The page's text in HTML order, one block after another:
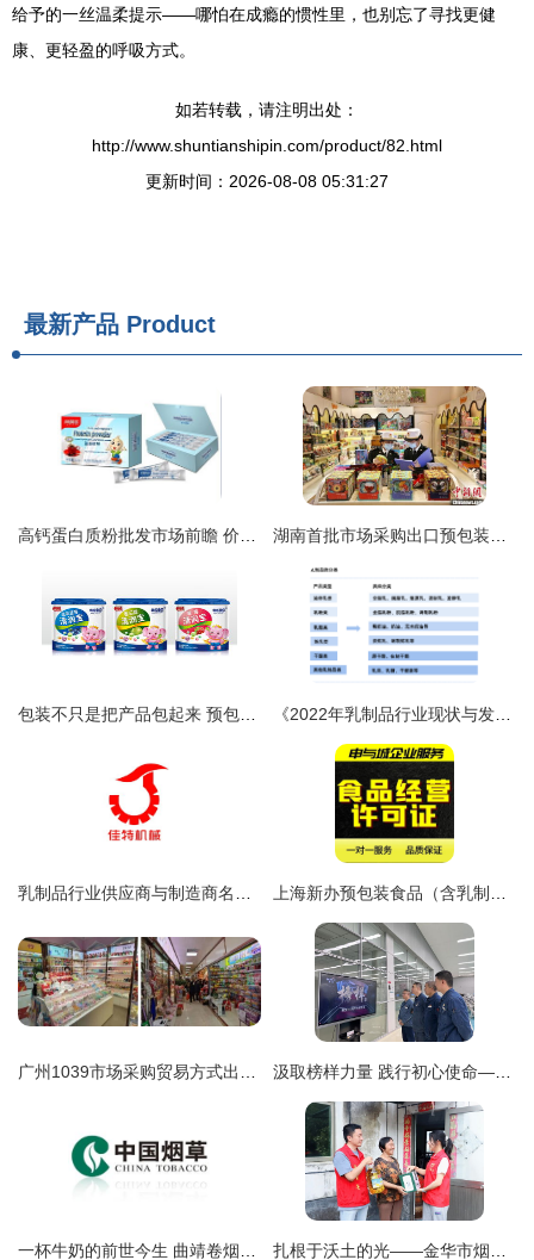
给予的一丝温柔提示——哪怕在成瘾的惯性里，也别忘了寻找更健
康、更轻盈的呼吸方式。
如若转载，请注明出处：
http://www.shuntianshipin.com/product/82.html
更新时间：2026-08-08 05:31:27
最新产品 Product